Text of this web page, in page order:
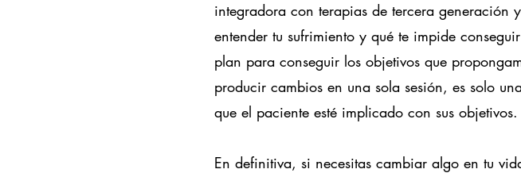
integradora con terapias de tercera generación
entender tu sufrimiento y qué te impide
plan para conseguir los objetivos que
producir cambios en una sola sesión, es solo
que el paciente esté implicado con sus objetivos.
En definitiva, si necesitas cambiar algo en tu